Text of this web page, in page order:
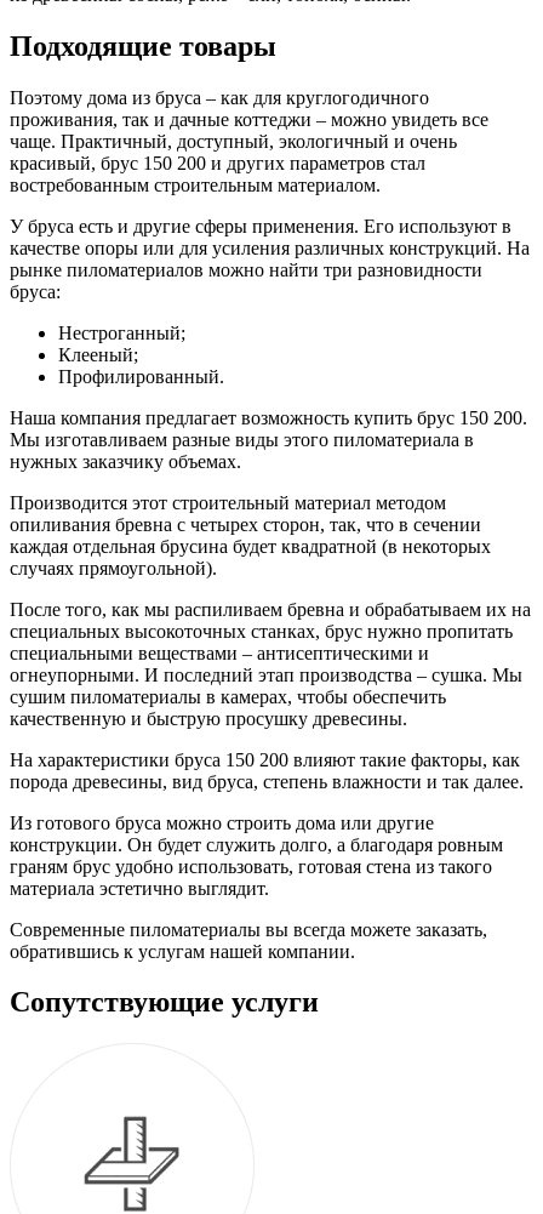
Подходящие товары
Поэтому дома из бруса – как для круглогодичного
проживания, так и дачные коттеджи – можно увидеть все
чаще. Практичный, доступный, экологичный и очень
красивый, брус 150 200 и других параметров стал
востребованным строительным материалом.
У бруса есть и другие сферы применения. Его используют в
качестве опоры или для усиления различных конструкций. На
рынке пиломатериалов можно найти три разновидности
бруса:
Нестроганный;
Клееный;
Профилированный.
Наша компания предлагает возможность купить брус 150 200.
Мы изготавливаем разные виды этого пиломатериала в
нужных заказчику объемах.
Производится этот строительный материал методом
опиливания бревна с четырех сторон, так, что в сечении
каждая отдельная брусина будет квадратной (в некоторых
случаях прямоугольной).
После того, как мы распиливаем бревна и обрабатываем их на
специальных высокоточных станках, брус нужно пропитать
специальными веществами – антисептическими и
огнеупорными. И последний этап производства – сушка. Мы
сушим пиломатериалы в камерах, чтобы обеспечить
качественную и быструю просушку древесины.
На характеристики бруса 150 200 влияют такие факторы, как
порода древесины, вид бруса, степень влажности и так далее.
Из готового бруса можно строить дома или другие
конструкции. Он будет служить долго, а благодаря ровным
граням брус удобно использовать, готовая стена из такого
материала эстетично выглядит.
Современные пиломатериалы вы всегда можете заказать,
обратившись к услугам нашей компании.
Сопутствующие услуги